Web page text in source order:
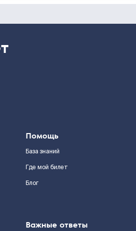
Помощь
База знаний
Где мой билет
Блог
Важные ответы